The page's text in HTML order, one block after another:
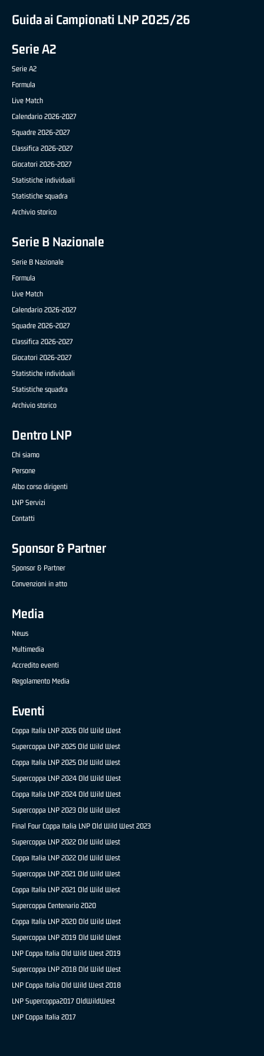
Guida ai Campionati LNP 2025/26
Serie A2
Serie A2
Formula
Live Match
Calendario 2026-2027
Squadre 2026-2027
Classifica 2026-2027
Giocatori 2026-2027
Statistiche individuali
Statistiche squadra
Archivio storico
Serie B Nazionale
Serie B Nazionale
Formula
Live Match
Calendario 2026-2027
Squadre 2026-2027
Classifica 2026-2027
Giocatori 2026-2027
Statistiche individuali
Statistiche squadra
Archivio storico
Dentro LNP
Chi siamo
Persone
Albo corso dirigenti
LNP Servizi
Contatti
Sponsor & Partner
Sponsor & Partner
Convenzioni in atto
Media
News
Multimedia
Accredito eventi
Regolamento Media
Eventi
Coppa Italia LNP 2026 Old Wild West
Supercoppa LNP 2025 Old Wild West
Coppa Italia LNP 2025 Old Wild West
Supercoppa LNP 2024 Old Wild West
Coppa Italia LNP 2024 Old Wild West
Supercoppa LNP 2023 Old Wild West
Final Four Coppa Italia LNP Old Wild West 2023
Supercoppa LNP 2022 Old Wild West
Coppa Italia LNP 2022 Old Wild West
Supercoppa LNP 2021 Old Wild West
Coppa Italia LNP 2021 Old Wild West
Supercoppa Centenario 2020
Coppa Italia LNP 2020 Old Wild West
Supercoppa LNP 2019 Old Wild West
LNP Coppa Italia Old Wild West 2019
Supercoppa LNP 2018 Old Wild West
LNP Coppa Italia Old Wild West 2018
LNP Supercoppa2017 OldWildWest
LNP Coppa Italia 2017